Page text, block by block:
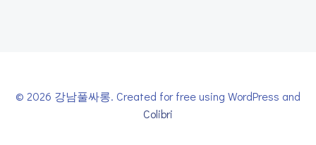
© 2026 강남풀싸롱. Created for free using WordPress and
Colibri